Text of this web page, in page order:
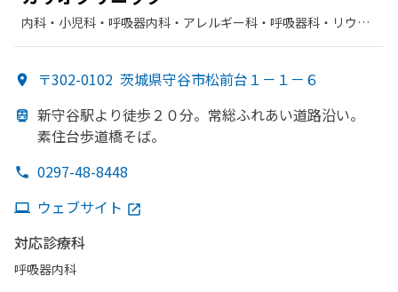
内科・​小児科・​呼吸器内科・​アレルギー科・​呼吸器科・​リウマ
〒302-0102 茨城県守谷市松前台１－１－６
新守谷駅より徒歩２０分。 常総ふれあい道路沿い。
素住台歩道橋そば。
0297-48-8448
ウェブサイト
対応診療科
呼吸器内科